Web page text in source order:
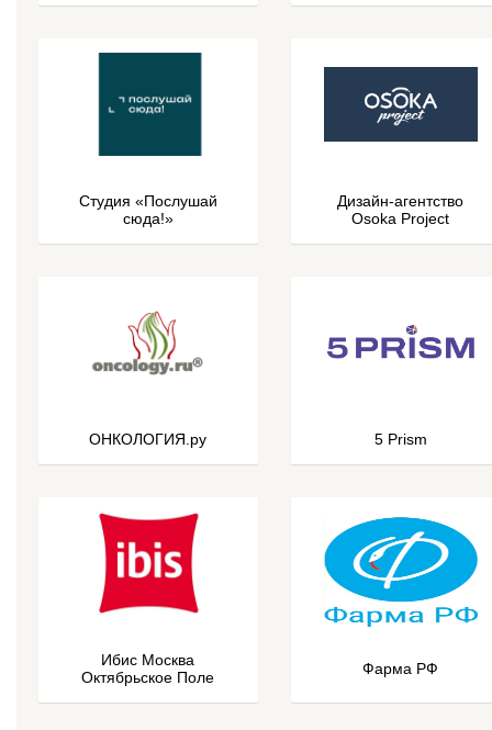
Студия «Послушай
сюда!»
Дизайн-агентство
Osoka Project
ОНКОЛОГИЯ.ру 5 Prism
Ибис Москва
Октябрьское Поле
Фарма РФ